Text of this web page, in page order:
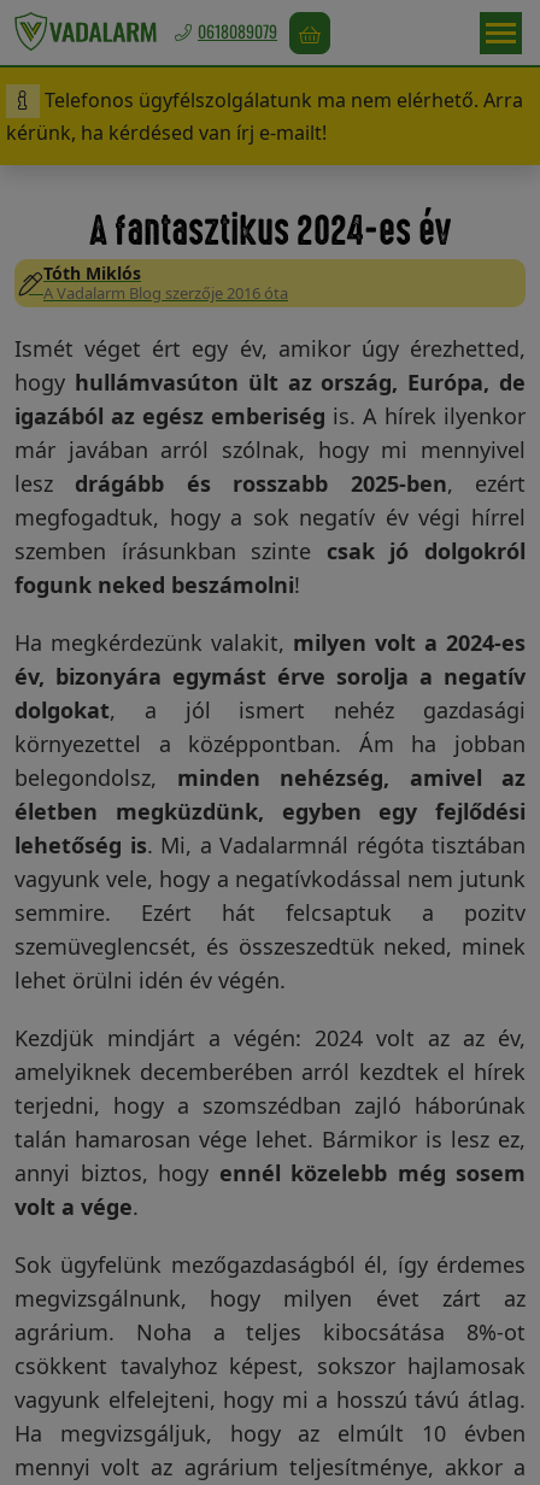
Magyarország
/
Ft
Vadriasztás
Madárriasztás
Rágcsálóriasztás
Vakondriasztás
Villanypásztor
Napelem
GPS
nyomkövetés
Garanciáink
Szakértői
Légy
viszonteladó!
Rólunk
0618089079
Telefonos ügyfélszolgálatunk ma nem elérhető. Arra
kérünk, ha kérdésed van írj e-mailt!
A fantasztikus 2024-es év
Tóth Miklós
A Vadalarm Blog szerzője 2016 óta
Ismét véget ért egy év, amikor úgy érezhetted,
hogy hullámvasúton ült az ország, Európa, de
igazából az egész emberiség is. A hírek ilyenkor
már javában arról szólnak, hogy mi mennyivel
lesz drágább és rosszabb 2025-ben, ezért
megfogadtuk, hogy a sok negatív év végi hírrel
szemben írásunkban szinte csak jó dolgokról
fogunk neked beszámolni!
Ha megkérdezünk valakit, milyen volt a 2024-es
év, bizonyára egymást érve sorolja a negatív
dolgokat, a jól ismert nehéz gazdasági
környezettel a középpontban. Ám ha jobban
belegondolsz, minden nehézség, amivel az
életben megküzdünk, egyben egy fejlődési
lehetőség is. Mi, a Vadalarmnál régóta tisztában
vagyunk vele, hogy a negatívkodással nem jutunk
semmire. Ezért hát felcsaptuk a pozitv
szemüveglencsét, és összeszedtük neked, minek
lehet örülni idén év végén.
Kezdjük mindjárt a végén: 2024 volt az az év,
amelyiknek decemberében arról kezdtek el hírek
terjedni, hogy a szomszédban zajló háborúnak
talán hamarosan vége lehet. Bármikor is lesz ez,
annyi biztos, hogy ennél közelebb még sosem
volt a vége.
Sok ügyfelünk mezőgazdaságból él, így érdemes
megvizsgálnunk, hogy milyen évet zárt az
agrárium. Noha a teljes kibocsátása 8%-ot
csökkent tavalyhoz képest, sokszor hajlamosak
vagyunk elfelejteni, hogy mi a hosszú távú átlag.
Ha megvizsgáljuk, hogy az elmúlt 10 évben
mennyi volt az agrárium teljesítménye, akkor a